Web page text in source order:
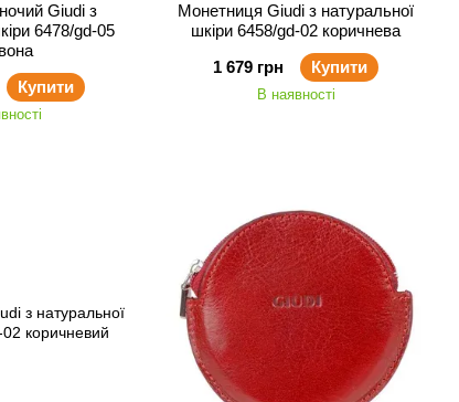
Giudi з
6478/gd-05
Купити
Монетниця Giudi з натуральної
шкіри 6458/gd-02 коричнева
1 679 грн
Купити
В наявності